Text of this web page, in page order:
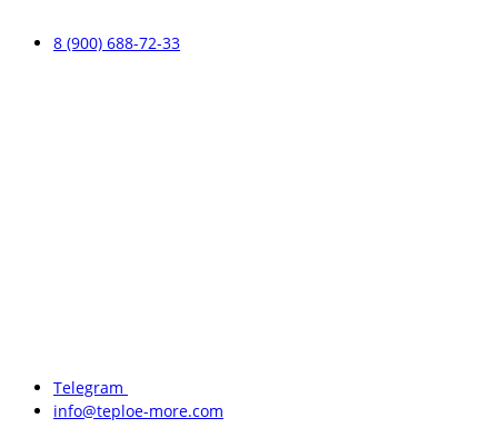
8 (900) 688-72-33
Telegram
info@teploe-more.com